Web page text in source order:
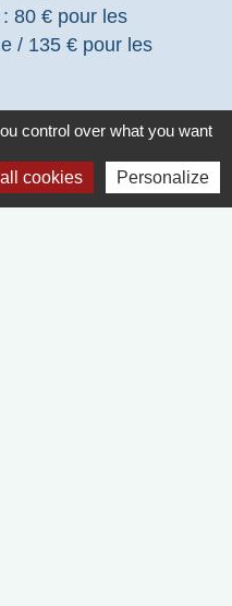
80 € pour les
/ 135 € pour les
:
control over what you want
cookies Personalize